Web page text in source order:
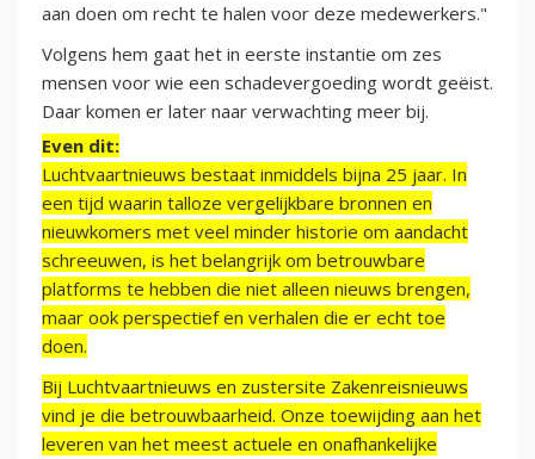
aan doen om recht te halen voor deze medewerkers."
Volgens hem gaat het in eerste instantie om zes
mensen voor wie een schadevergoeding wordt geëist.
Daar komen er later naar verwachting meer bij.
Even dit:
Luchtvaartnieuws bestaat inmiddels bijna 25 jaar. In
een tijd waarin talloze vergelijkbare bronnen en
nieuwkomers met veel minder historie om aandacht
schreeuwen, is het belangrijk om betrouwbare
platforms te hebben die niet alleen nieuws brengen,
maar ook perspectief en verhalen die er echt toe
doen.
Bij Luchtvaartnieuws en zustersite Zakenreisnieuws
vind je die betrouwbaarheid. Onze toewijding aan het
leveren van het meest actuele en onafhankelijke